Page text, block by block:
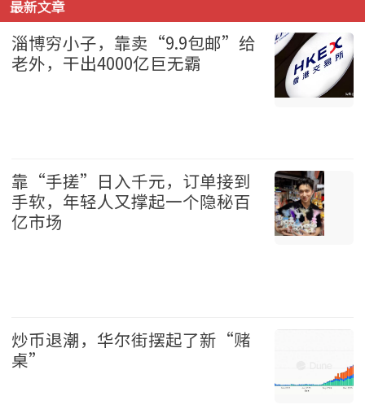
最新文章
淄博穷小子，靠卖“9.9包邮”给
老外，干出4000亿巨无霸
靠“手搓”日入千元，订单接到
手软，年轻人又撑起一个隐秘百
亿市场
炒币退潮，华尔街摆起了新“赌
桌”